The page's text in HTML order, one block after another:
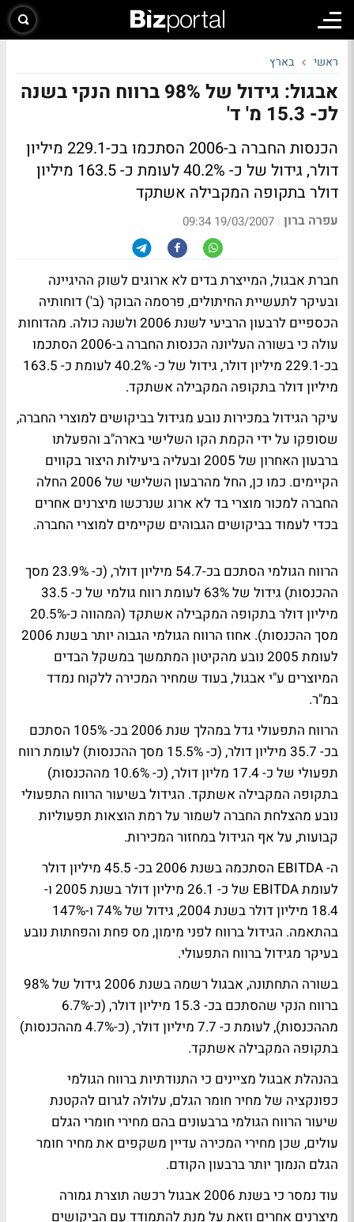
ראשי בארץ
אבגול: גידול של 98% ברווח הנקי בשנה
לכ- 15.3 מ' ד'
הכנסות החברה ב-2006 הסתכמו בכ-229.1 מיליון
דולר, גידול של כ- 40.2% לעומת כ- 163.5 מיליון
דולר בתקופה המקבילה אשתקד
עפרה ברון |
19/03/2007 09:34
חברת אבגול, המייצרת בדים לא ארוגים לשוק ההיגיינה
ובעיקר לתעשיית החיתולים, פרסמה הבוקר (ב') דוחותיה
הכספיים לרבעון הרביעי לשנת 2006 ולשנה כולה. מהדוחות
עולה כי בשורה העליונה הכנסות החברה ב-2006 הסתכמו
בכ-229.1 מיליון דולר, גידול של כ- 40.2% לעומת כ- 163.5
מיליון דולר בתקופה המקבילה אשתקד.
עיקר הגידול במכירות נובע מגידול בביקושים למוצרי החברה,
שסופקו על ידי הקמת הקו השלישי בארה"ב והפעלתו
ברבעון האחרון של 2005 ובעליה ביעילות היצור בקווים
הקיימים. כמו כן, החל מהרבעון השלישי של 2006 החלה
החברה למכור מוצרי בד לא ארוג שנרכשו מיצרנים אחרים
בכדי לעמוד בביקושים הגבוהים שקיימים למוצרי החברה.
הרווח הגולמי הסתכם בכ-54.7 מיליון דולר, (כ- 23.9% מסך
ההכנסות) גידול של 63% לעומת רווח גולמי של כ- 33.5
מיליון דולר בתקופה המקבילה אשתקד (המהווה כ-20.5%
מסך ההכנסות). אחוז הרווח הגולמי הגבוה יותר בשנת 2006
לעומת 2005 נובע מהקיטון המתמשך במשקל הבדים
המיוצרים ע"י אבגול, בעוד שמחיר המכירה ללקוח נמדד
במ"ר.
הרווח התפעולי גדל במהלך שנת 2006 בכ- 105% הסתכם
בכ- 35.7 מיליון דולר, (כ- 15.5% מסך ההכנסות) לעומת רווח
תפעולי של כ- 17.4 מליון דולר, (כ- 10.6% מההכנסות)
בתקופה המקבילה אשתקד. הגידול בשיעור הרווח התפעולי
נובע מהצלחת החברה לשמור על רמת הוצאות תפעוליות
קבועות, על אף הגידול במחזור המכירות.
ה- EBITDA הסתכמה בשנת 2006 בכ- 45.5 מיליון דולר
לעומת EBITDA של כ- 26.1 מיליון דולר בשנת 2005 ו-
18.4 מיליון דולר בשנת 2004, גידול של 74% ו-147%
בהתאמה. הגידול ברווח לפני מימון, מס פחת והפחתות נובע
בעיקר מגידול ברווח התפעולי.
בשורה התחתונה, אבגול רשמה בשנת 2006 גידול של 98%
ברווח הנקי שהסתכם בכ- 15.3 מיליון דולר, (כ-6.7%
מההכנסות), לעומת כ- 7.7 מיליון דולר, (כ-4.7% מההכנסות)
בתקופה המקבילה אשתקד.
בהנהלת אבגול מציינים כי התנודתיות ברווח הגולמי
כפונקציה של מחיר חומר הגלם, עלולה לגרום להקטנת
שיעור הרווח הגולמי ברבעונים בהם מחירי חומרי הגלם
עולים, שכן מחירי המכירה עדיין משקפים את מחיר חומר
הגלם הנמוך יותר ברבעון הקודם.
עוד נמסר כי בשנת 2006 אבגול רכשה תוצרת גמורה
מיצרנים אחרים וזאת על מנת להתמודד עם הביקושים